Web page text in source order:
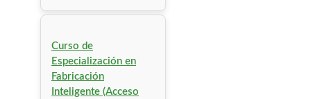
Curso de
Especialización en
Fabricación
Inteligente (Acceso